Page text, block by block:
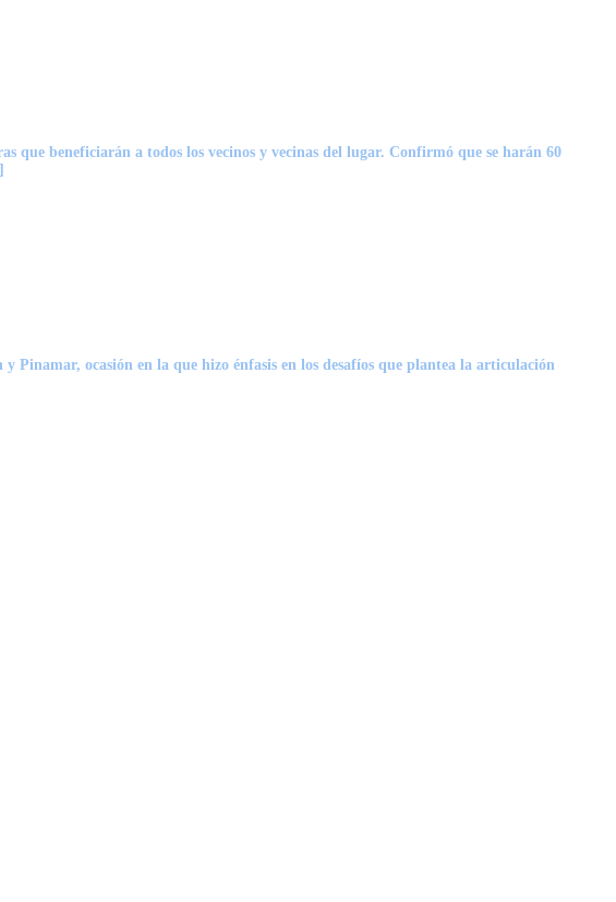
beneficiarán a todos los vecinos y vecinas del lugar. Confirmó que se harán 60
ocasión en la que hizo énfasis en los desafíos que plantea la articulación